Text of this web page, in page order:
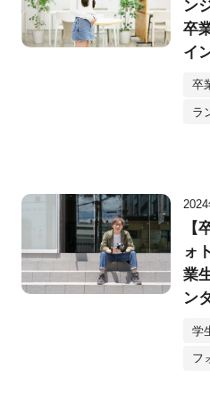
ン
卒
イ
卒
ラ
2024
【
ォ
業
ン
学
フ